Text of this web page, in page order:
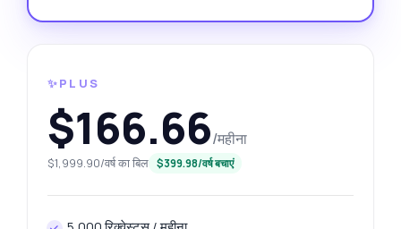
✨PLUS
$166.66/महीना
$1,999.90/वर्ष का बिल $399.98/वर्ष बचाएं